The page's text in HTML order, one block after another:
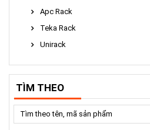
Apc Rack
Teka Rack
Unirack
TÌM THEO